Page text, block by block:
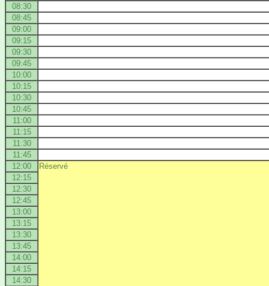
08:30
08:45
09:00
09:15
09:30
09:45
10:00
10:15
10:30
10:45
11:00
11:15
11:30
11:45
12:00
Réservé
12:15
12:30
12:45
13:00
13:15
13:30
13:45
14:00
14:15
14:30